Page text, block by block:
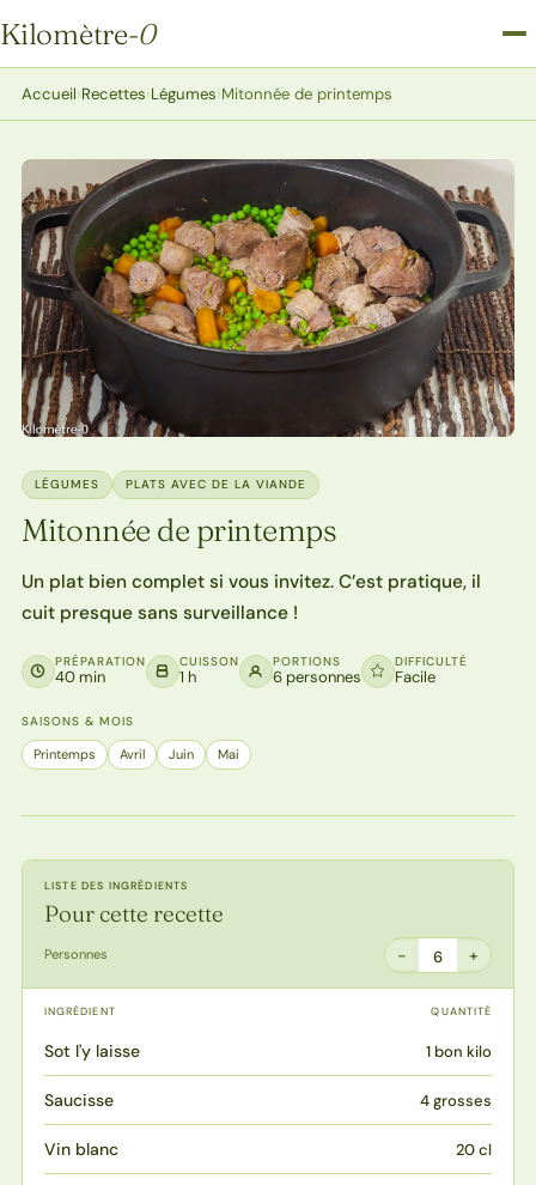
Kilomètre-0
Kilomètre-0
Accueil›Recettes›Légumes›Mitonnée de printemps
LÉGUMES PLATS AVEC DE LA VIANDE
Mitonnée de printemps
Un plat bien complet si vous invitez. C’est pratique, il
cuit presque sans surveillance !
PRÉPARATION
40 min
CUISSON
1 h
PORTIONS
6 personnes
DIFFICULTÉ
Facile
SAISONS & MOIS
Printemps Avril Juin Mai
LISTE DES INGRÉDIENTS
Pour cette recette
Personnes − 6 +
INGRÉDIENT QUANTITÉ
Sot l'y laisse 1 bon kilo
Saucisse 4 grosses
Vin blanc 20 cl